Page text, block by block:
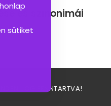
és szinonimái
JOG FENNTARTVA!
sütiket